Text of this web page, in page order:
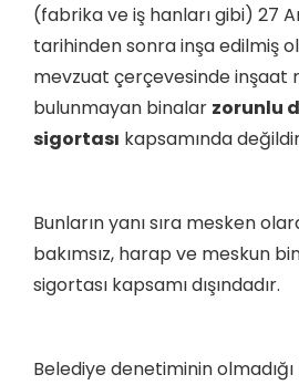
(fabrika ve iş hanları gibi) 27
tarihinden sonra inşa edilmiş
mevzuat çerçevesinde inşaat
bulunmayan binalar zorunlu
sigortası kapsamında
Bunların yanı sıra mesken
bakımsız, harap ve meskun
sigortası kapsamı dışındadır.
Belediye denetiminin